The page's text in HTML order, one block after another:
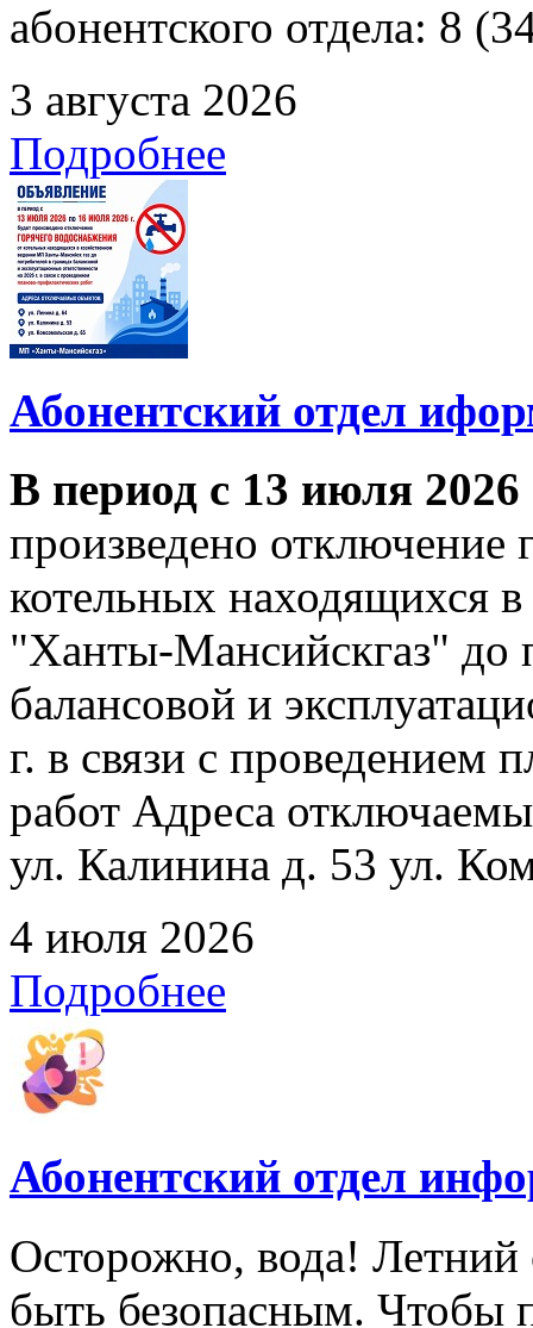
абонентского отдела: 8
3 августа 2026
Подробнее
Абонентский отдел
В период с 13 июля
произведено отключение
котельных находящихся
"Ханты-Мансийскгаз" до
балансовой и
г. в связи с проведением
работ Адреса
ул. Калинина д. 53 ул.
4 июля 2026
Подробнее
Абонентский отдел
Осторожно, вода! Летний
быть безопасным. Чтобы